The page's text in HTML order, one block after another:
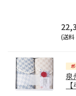
(送料
泉